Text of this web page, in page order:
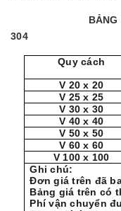
BẢNG
304
Quy cách
V 20 x 20
V 25 x 25
V 30 x 30
V 40 x 40
V 50 x 50
V 60 x 60
V 100 x 100
Ghi chú:
Đơn giá trên đã
Bảng giá trên có
Phí vận chuyển